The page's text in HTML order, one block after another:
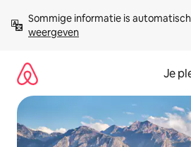
direct
naar
Sommige informatie is
weergeven
Je